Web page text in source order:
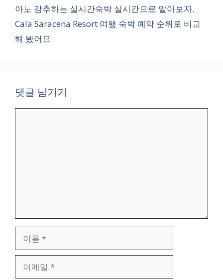
아노 강추하는 실시간숙박 실시간으로 알아보자.
Cala Saracena Resort 여행 숙박 예약 순위로 비교
해 봤어요.
댓글 남기기